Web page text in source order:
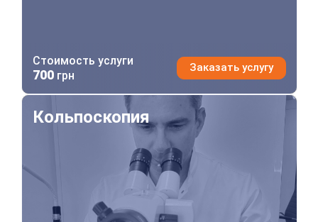
Стоимость услуги
700грн
Заказать услугу
Кольпоскопия
Кольпоскопия